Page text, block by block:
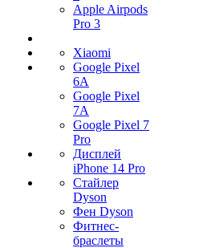
Apple Airpods
Pro 3
Xiaomi
Google Pixel
6A
Google Pixel
7А
Google Pixel 7
Pro
Дисплей
iPhone 14 Pro
Стайлер
Dyson
Фен Dyson
Фитнес-
браслеты